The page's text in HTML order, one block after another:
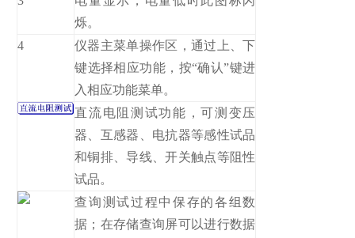
烁。
4
仪器主菜单操作区，通过上、下
键选择相应功能，按“确认”键进
入相应功能菜单。
直流电阻测试功能，可测变压
器、互感器、电抗器等感性试品
和铜排、导线、开关触点等阻性
试品。
查询测试过程中保存的各组数
据；在存储查询屏可以进行数据